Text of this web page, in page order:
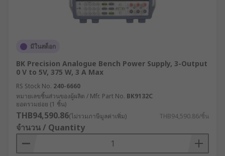
มีในสต็อก
BK Precision Analogue Bench Power Supply, 3-Output
0 V to 5V, 375 W, 3 A Max
RS Stock No. 240-6660
หมายเลขชิ้นส่วนของผู้ผลิต / Mfr. Part No. BK9132C
ยอดรวมย่อย (1 ชิ้น)
THB94,590.86(ไม่รวมภาษีมูลค่าเพิ่ม) THB94,590.86/ชิ้น
จำนวน / Quantity